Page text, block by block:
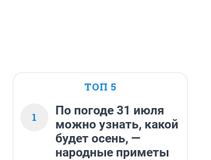
ТОП 5
1
По погоде 31 июля
можно узнать, какой
будет осень, —
народные приметы